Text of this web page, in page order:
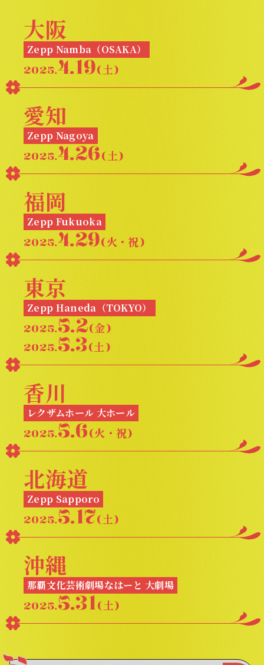
大阪
Zepp Namba（OSAKA）
2025.4.19(土)
愛知
Zepp Nagoya
2025.4.26(土)
福岡
Zepp Fukuoka
2025.4.29(火・祝)
東京
Zepp Haneda（TOKYO）
2025.5.2(金)
2025.5.3(土)
香川
レクザムホール 大ホール
2025.5.6(火・祝)
北海道
Zepp Sapporo
2025.5.17(土)
沖縄
那覇文化芸術劇場なはーと 大劇場
2025.5.31(土)